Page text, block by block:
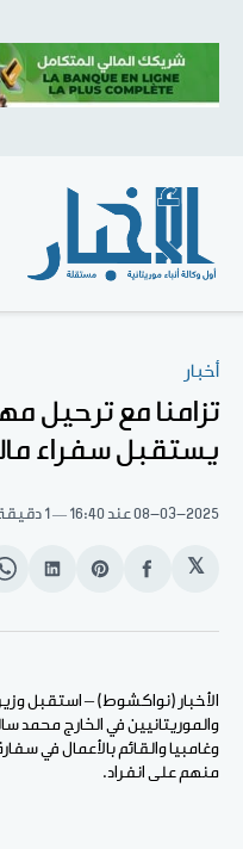
أخبار
تزامنا مع ترحيل
يستقبل سفراء
08-03-2025عند 16:40 1 دقيقة قراءة
𝕏
انشر
الفيسبوك
Share
Pinterest
انشر
لينكد
الأخبار (نواكشوط) – استقبل
والموريتانيين في الخارج محمد
وغامبيا والقائم بالأعمال في
منهم على انفراد.